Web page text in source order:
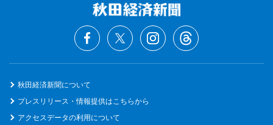
秋田経済新聞について
プレスリリース・情報提供はこちらから
アクセスデータの利用について